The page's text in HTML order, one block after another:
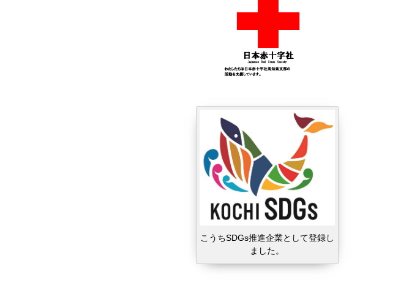
こうちSDGs推進企業として登録し
ました。